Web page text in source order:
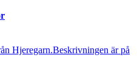
Hjeregarn.Beskrivningen är på